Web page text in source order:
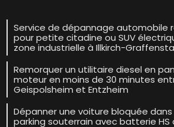
Service de dépannage automobile
pour petite citadine ou SUV
zone industrielle à Illkirch-
Remorquer un utilitaire diesel en
moteur en moins de 30 minutes
Geispolsheim et Entzheim
Dépanner une voiture bloquée dans
parking souterrain avec batterie HS